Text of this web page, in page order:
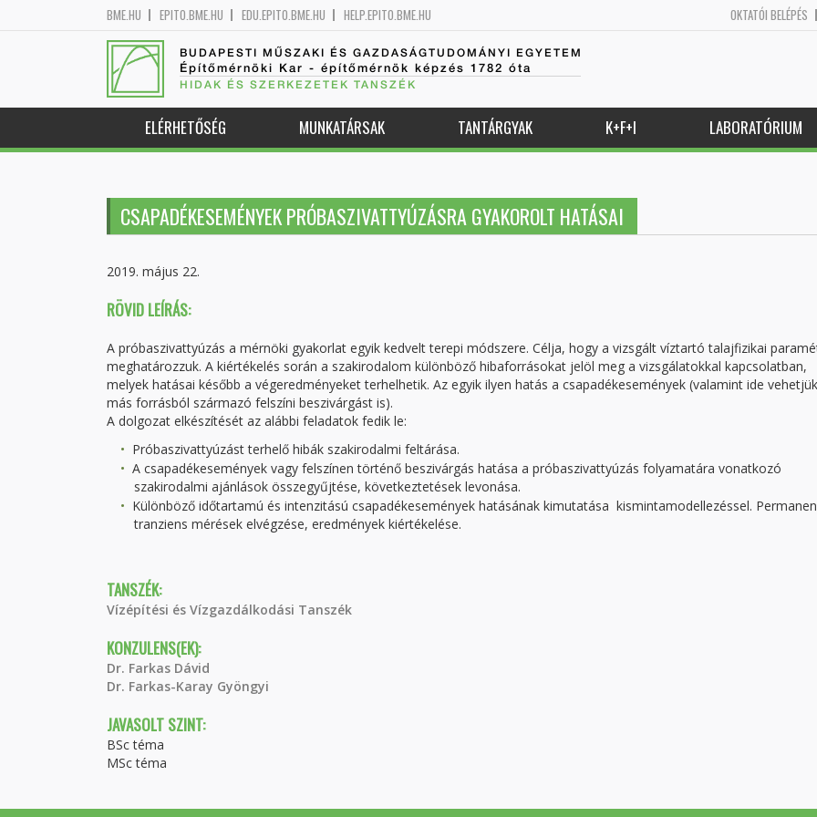
BME.HU EPITO.BME.HU EDU.EPITO.BME.HU HELP.EPITO.BME.HU OKTATÓI BELÉPÉS
BUDAPESTI MŰSZAKI ÉS GAZDASÁGTUDOMÁNYI EGYETEM
Építőmérnöki Kar - építőmérnök képzés 1782 óta
HIDAK ÉS SZERKEZETEK TANSZÉK
ELÉRHETŐSÉG MUNKATÁRSAK TANTÁRGYAK K+F+I LABORATÓRIUM
CSAPADÉKESEMÉNYEK PRÓBASZIVATTYÚZÁSRA GYAKOROLT HATÁSAI
2019. május 22.
RÖVID LEÍRÁS:
A próbaszivattyúzás a mérnöki gyakorlat egyik kedvelt terepi módszere. Célja, hogy a vizsgált víztartó talajfizikai
meghatározzuk. A kiértékelés során a szakirodalom különböző hibaforrásokat jelöl meg a vizsgálatokkal kapcsolatban,
melyek hatásai később a végeredményeket terhelhetik. Az egyik ilyen hatás a csapadékesemények (valamint ide
más forrásból származó felszíni beszivárgást is).
A dolgozat elkészítését az alábbi feladatok fedik le:
Próbaszivattyúzást terhelő hibák szakirodalmi feltárása.
A csapadékesemények vagy felszínen történő beszivárgás hatása a próbaszivattyúzás folyamatára vonatkozó
szakirodalmi ajánlások összegyűjtése, következtetések levonása.
Különböző időtartamú és intenzitású csapadékesemények hatásának kimutatása kismintamodellezéssel.
tranziens mérések elvégzése, eredmények kiértékelése.
TANSZÉK:
Vízépítési és Vízgazdálkodási Tanszék
KONZULENS(EK):
Dr. Farkas Dávid
Dr. Farkas-Karay Gyöngyi
JAVASOLT SZINT:
BSc téma
MSc téma